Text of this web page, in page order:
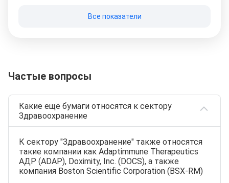
Все показатели
Частые вопросы
Какие ещё бумаги относятся к сектору
Здравоохранение
К сектору "Здравоохранение" также относятся
такие компании как Adaptimmune Therapeutics
АДР (ADAP), Doximity, Inc. (DOCS), а также
компания Boston Scientific Corporation (BSX-RM)